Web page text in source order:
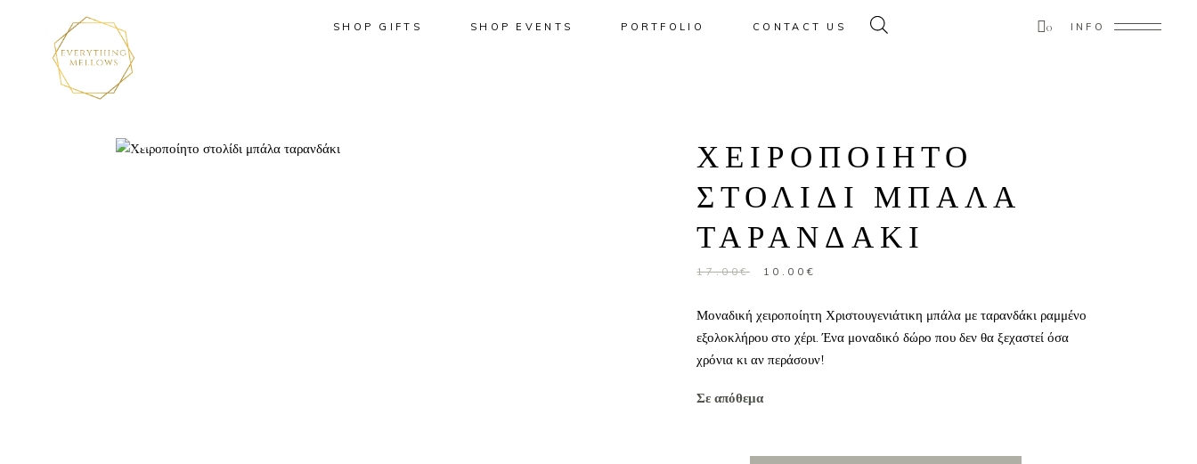
SHOP GIFTS SHOP EVENTS PORTFOLIO CONTACT US 0 INFO
ΧΕΙΡΟΠΟΙΗΤΟ
ΣΤΟΛΙΔΙ ΜΠΑΛΑ
ΤΑΡΑΝΔΑΚΙ
17.00€
Original
17.00€.
10.00 €
τιμή
10.00€.
Μοναδική χειροποίητη Χριστουγενιάτικη μπάλα με ταρανδάκι ραμμένο
εξολοκλήρου στο χέρι. Ένα μοναδικό δώρο που δεν θα ξεχαστεί όσα
χρόνια κι αν περάσουν!
Σε απόθεμα